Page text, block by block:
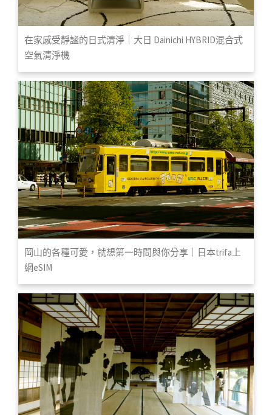
在家感受靜謐的日式清淨｜大日 Dainichi HYBRID混合式
空氣清淨機
岡山的各種可愛，就想第一時間與你分享｜日本trifa上
網eSIM